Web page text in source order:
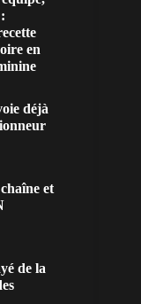
en
déjà
et
de la